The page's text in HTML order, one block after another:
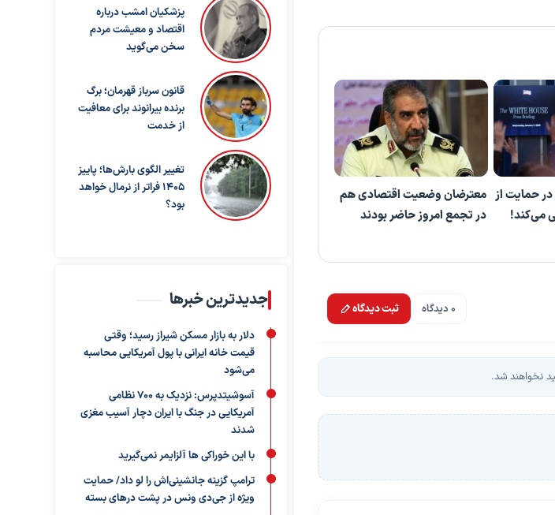
در حمایت از
می‌کند!
معترضان وضعیت اقتصادی هم
در تجمع امروز حاضر بودند
0 دیدگاه ثبت دیدگاه
نخواهند شد.
پزشکیان امشب درباره
اقتصاد و معیشت مردم
سخن می‌گوید
قانون سرباز قهرمان؛ برگ
برنده بیرانوند برای معافیت
از خدمت
تغییر الگوی بارش‌ها؛ پاییز
۱۴۰۵ فراتر از نرمال خواهد
بود؟
جدیدترین خبرها
دلار به بازار مسکن شیراز رسید؛ وقتی
قیمت خانه ایرانی با پول آمریکایی محاسبه
می‌شود
آسوشیتدپرس: نزدیک به ۷۰۰ نظامی
آمریکایی در جنگ با ایران دچار آسیب مغزی
شدند
با این خوراکی ها آلزایمر نمی‌گیرید
ترامپ گزینه جانشینی‌اش را لو داد/ حمایت
ویژه از جی‌دی ونس در پشت درهای بسته